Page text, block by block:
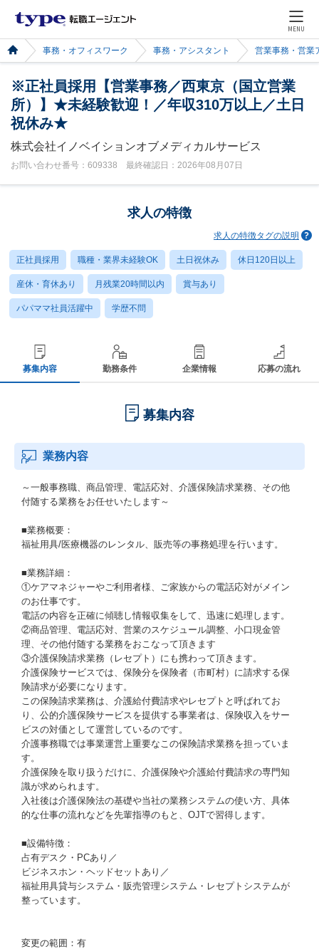
MENU
事務・オフィスワーク 事務・アシスタント 営業事務・営業
※正社員採用【営業事務／西東京（国立営業
所）】★未経験歓迎！／年収310万以上／土日
祝休み★
株式会社イノベイションオブメディカルサービス
お問い合わせ番号：609338 最終確認日：2026年08月07日
求人の特徴
求人の特徴タグの説明
正社員採用 職種・業界未経験OK 土日祝休み 休日120日以上
産休・育休あり 月残業20時間以内 賞与あり
パパママ社員活躍中 学歴不問
募集内容 勤務条件 企業情報 応募の流れ
募集内容
業務内容
～一般事務職、商品管理、電話応対、介護保険請求業務、その他
付随する業務をお任せいたします～
■業務概要：
福祉用具/医療機器のレンタル、販売等の事務処理を行います。
■業務詳細：
①ケアマネジャーやご利用者様、ご家族からの電話応対がメイン
のお仕事です。
電話の内容を正確に傾聴し情報収集をして、迅速に処理します。
②商品管理、電話応対、営業のスケジュール調整、小口現金管
理、その他付随する業務をおこなって頂きます
③介護保険請求業務（レセプト）にも携わって頂きます。
介護保険サービスでは、保険分を保険者（市町村）に請求する保
険請求が必要になります。
この保険請求業務は、介護給付費請求やレセプトと呼ばれてお
り、公的介護保険サービスを提供する事業者は、保険収入をサー
ビスの対価として運営しているのです。
介護事務職では事業運営上重要なこの保険請求業務を担っていま
す。
介護保険を取り扱うだけに、介護保険や介護給付費請求の専門知
識が求められます。
入社後は介護保険法の基礎や当社の業務システムの使い方、具体
的な仕事の流れなどを先輩指導のもと、OJTで習得します。
■設備特徴：
占有デスク・PCあり／
ビジネスホン・ヘッドセットあり／
福祉用具貸与システム・販売管理システム・レセプトシステムが
整っています。
変更の範囲：有